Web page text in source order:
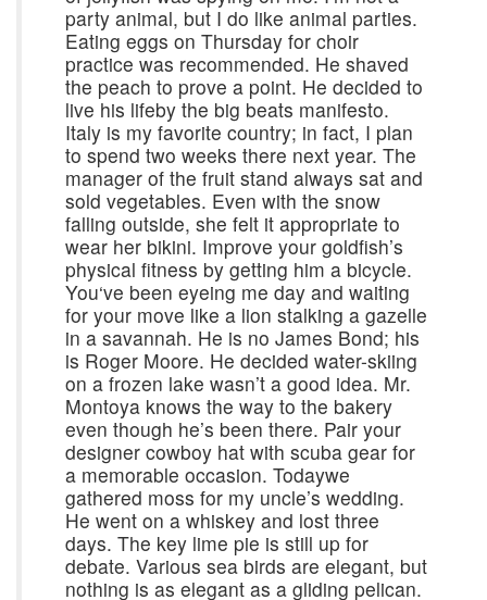
party animal, but I do like animal parties.
Eating eggs on Thursday for choir
practice was recommended. He shaved
the peach to prove a point. He decided to
live his lifeby the big beats manifesto.
Italy is my favorite country; in fact, I plan
to spend two weeks there next year. The
manager of the fruit stand always sat and
sold vegetables. Even with the snow
falling outside, she felt it appropriate to
wear her bikini. Improve your goldfish’s
physical fitness by getting him a bicycle.
You‘ve been eyeing me day and waiting
for your move like a lion stalking a gazelle
in a savannah. He is no James Bond; his
is Roger Moore. He decided water-skiing
on a frozen lake wasn’t a good idea. Mr.
Montoya knows the way to the bakery
even though he’s been there. Pair your
designer cowboy hat with scuba gear for
a memorable occasion. Todaywe
gathered moss for my uncle’s wedding.
He went on a whiskey and lost three
days. The key lime pie is still up for
debate. Various sea birds are elegant, but
nothing is as elegant as a gliding pelican.